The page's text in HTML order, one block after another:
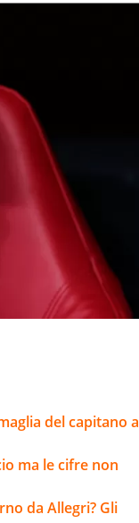
del capitano a
ma le cifre non
da Allegri? Gli